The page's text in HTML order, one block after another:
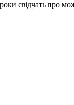
свідчать про